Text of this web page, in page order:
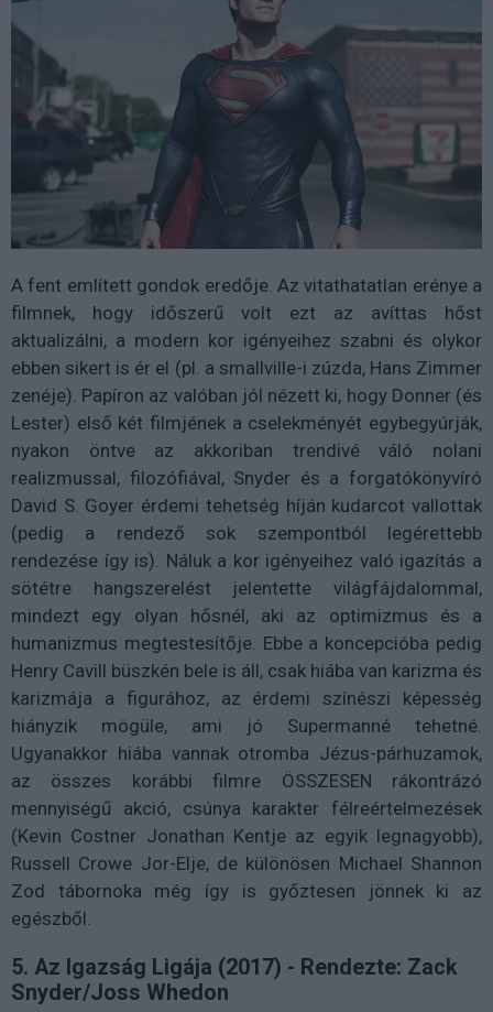
A fent említett gondok eredője. Az vitathatatlan erénye a
filmnek, hogy időszerű volt ezt az avíttas hőst
aktualizálni, a modern kor igényeihez szabni és olykor
ebben sikert is ér el (pl. a smallville-i zúzda, Hans Zimmer
zenéje). Papíron az valóban jól nézett ki, hogy Donner (és
Lester) első két filmjének a cselekményét egybegyúrják,
nyakon öntve az akkoriban trendivé váló nolani
realizmussal, filozófiával, Snyder és a forgatókönyvíró
David S. Goyer érdemi tehetség híján kudarcot vallottak
(pedig a rendező sok szempontból legérettebb
rendezése így is). Náluk a kor igényeihez való igazítás a
sötétre hangszerelést jelentette világfájdalommal,
mindezt egy olyan hősnél, aki az optimizmus és a
humanizmus megtestesítője. Ebbe a koncepcióba pedig
Henry Cavill büszkén bele is áll, csak hiába van karizma és
karizmája a figurához, az érdemi színészi képesség
hiányzik mögüle, ami jó Supermanné tehetné.
Ugyanakkor hiába vannak otromba Jézus-párhuzamok,
az összes korábbi filmre ÖSSZESEN rákontrázó
mennyiségű akció, csúnya karakter félreértelmezések
(Kevin Costner Jonathan Kentje az egyik legnagyobb),
Russell Crowe Jor-Elje, de különösen Michael Shannon
Zod tábornoka még így is győztesen jönnek ki az
egészből.
5. Az Igazság Ligája (2017) - Rendezte: Zack
Snyder/Joss Whedon